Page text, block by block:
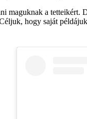
maguknak a
hogy saját